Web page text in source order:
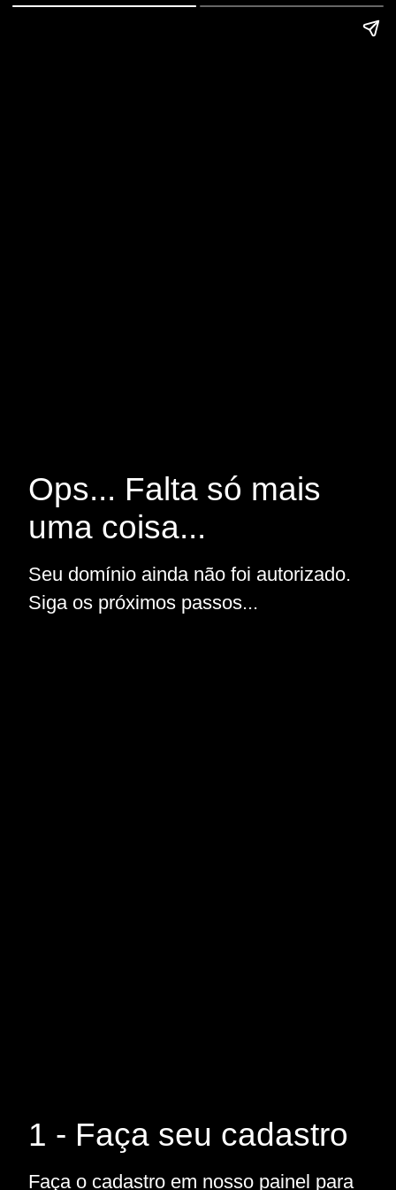
Ops... Falta só mais
uma coisa...
Seu domínio ainda não foi autorizado.
Siga os próximos passos...
1 - Faça seu cadastro
Faça o cadastro em nosso painel para